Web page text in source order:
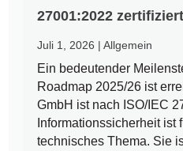
27001:2022 zertifiziert
Juli 1, 2026 |Allgemein
Ein bedeutender
Roadmap 2025/26 ist
GmbH ist nach ISO/IEC
Informationssicherheit ist
technisches Thema. Sie